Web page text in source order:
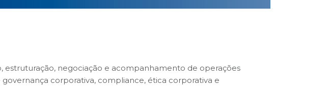
estruturação, negociação e acompanhamento de operações
corporativa, compliance, ética corporativa e